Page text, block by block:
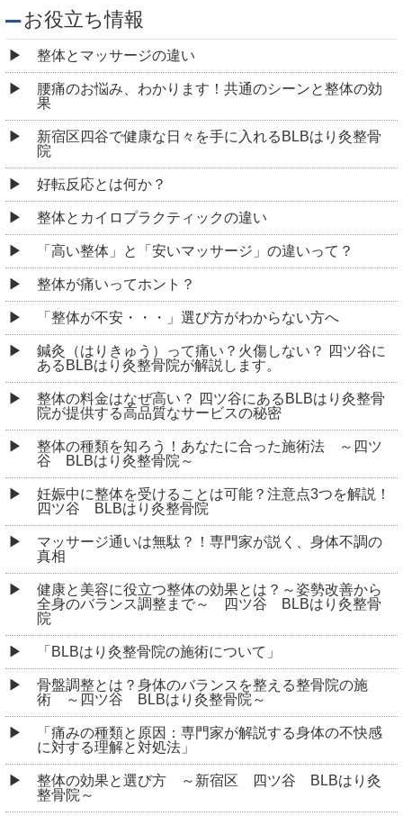
お役立ち情報
整体とマッサージの違い
腰痛のお悩み、わかります！共通のシーンと整体の効
果
新宿区四谷で健康な日々を手に入れるBLBはり灸整骨
院
好転反応とは何か？
整体とカイロプラクティックの違い
「高い整体」と「安いマッサージ」の違いって？
整体が痛いってホント？
「整体が不安・・・」選び方がわからない方へ
鍼灸（はりきゅう）って痛い？火傷しない？ 四ツ谷に
あるBLBはり灸整骨院が解説します。
整体の料金はなぜ高い？ 四ツ谷にあるBLBはり灸整骨
院が提供する高品質なサービスの秘密
整体の種類を知ろう！あなたに合った施術法 ～四ツ
谷 BLBはり灸整骨院～
妊娠中に整体を受けることは可能？注意点3つを解説！
四ツ谷 BLBはり灸整骨院
マッサージ通いは無駄？！専門家が説く、身体不調の
真相
健康と美容に役立つ整体の効果とは？～姿勢改善から
全身のバランス調整まで～ 四ツ谷 BLBはり灸整骨
院
「BLBはり灸整骨院の施術について」
骨盤調整とは？身体のバランスを整える整骨院の施
術 ～四ツ谷 BLBはり灸整骨院～
「痛みの種類と原因：専門家が解説する身体の不快感
に対する理解と対処法」
整体の効果と選び方 ～新宿区 四ツ谷 BLBはり灸
整骨院～